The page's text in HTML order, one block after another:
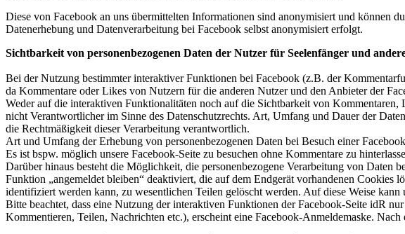
Diese von Facebook an uns übermittelten Informationen sind anonymisiert und können
Datenerhebung und Datenverarbeitung bei Facebook selbst anonymisiert erfolgt.
Sichtbarkeit von personenbezogenen Daten der Nutzer für Seelenfänger und
Bei der Nutzung bestimmter interaktiver Funktionen bei Facebook (z.B. der
da Kommentare oder Likes von Nutzern für die anderen Nutzer und den Anbieter der
Weder auf die interaktiven Funktionalitäten noch auf die Sichtbarkeit von
nicht Verantwortlicher im Sinne des Datenschutzrechts. Art, Umfang und Dauer der
die Rechtmäßigkeit dieser Verarbeitung verantwortlich.
Art und Umfang der Erhebung von personenbezogenen Daten bei Besuch einer
Es ist bspw. möglich unsere Facebook-Seite zu besuchen ohne Kommentare zu
Darüber hinaus besteht die Möglichkeit, die personenbezogene Verarbeitung von Daten
Funktion „angemeldet bleiben“ deaktiviert, die auf dem Endgerät vorhandenen
identifiziert werden kann, zu wesentlichen Teilen gelöscht werden. Auf diese Weise
Bitte beachtet, dass eine Nutzung der interaktiven Funktionen der Facebook-Seite idR
Kommentieren, Teilen, Nachrichten etc.), erscheint eine Facebook-Anmeldemaske.